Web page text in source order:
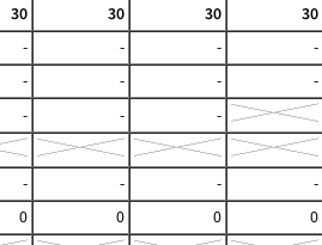
30 30 30
30
- - -
-
- - -
-
- -
-
- - -
-
0 0 0
0